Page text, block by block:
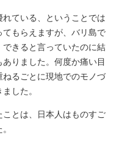
ている、ということでは
もらえますが、バリ島で
きると言っていたのに結
りました。何度か痛い目
るごとに現地でのモノづ
した。
とは、日本人はものすご